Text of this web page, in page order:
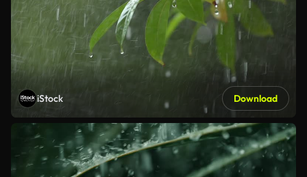
iStock Download